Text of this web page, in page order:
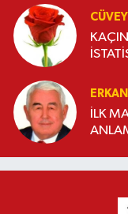
KAÇINCI
İLK